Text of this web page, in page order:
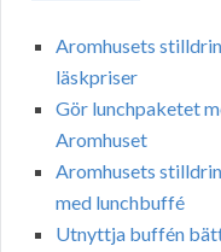
Aromhusets
läskpriser
Gör lunchpaketet
Aromhuset
Aromhusets
med lunchbuffé
Utnyttja buffén